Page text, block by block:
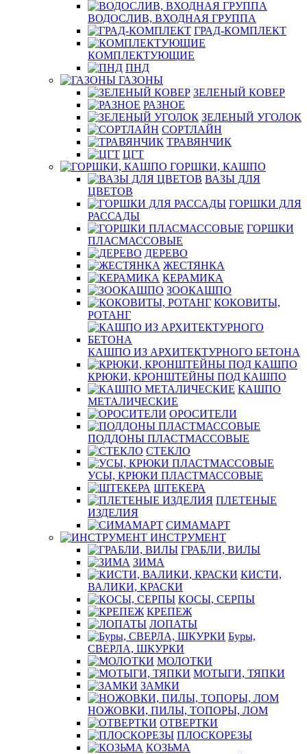
ВОДОСЛИВ, ВХОДНАЯ ГРУППА
ГРАД-КОМПЛЕКТ
КОМПЛЕКТУЮЩИЕ
ПНД
ГАЗОНЫ
ЗЕЛЕНЫЙ КОВЕР
РАЗНОЕ
ЗЕЛЕНЫЙ УГОЛОК
СОРТЛАЙН
ТРАВЯНЧИК
ЦГТ
ГОРШКИ, КАШПО
ВАЗЫ ДЛЯ
ЦВЕТОВ
ГОРШКИ ДЛЯ
РАССАДЫ
ГОРШКИ
ПЛАСМАССОВЫЕ
ДЕРЕВО
ЖЕСТЯНКА
КЕРАМИКА
ЗООКАШПО
КОКОВИТЫ,
РОТАНГ
КАШПО ИЗ АРХИТЕКТУРНОГО БЕТОНА
КРЮКИ, КРОНШТЕЙНЫ ПОД КАШПО
КАШПО
МЕТАЛИЧЕСКИЕ
ОРОСИТЕЛИ
ПОДДОНЫ ПЛАСТМАССОВЫЕ
СТЕКЛО
УСЫ, КРЮКИ ПЛАСТМАССОВЫЕ
ШТЕКЕРА
ПЛЕТЕНЫЕ
ИЗДЕЛИЯ
СИМАМАРТ
ИНСТРУМЕНТ
ГРАБЛИ, ВИЛЫ
ЗИМА
КИСТИ,
ВАЛИКИ, КРАСКИ
КОСЫ, СЕРПЫ
КРЕПЕЖ
ЛОПАТЫ
Буры,
СВЕРЛА, ШКУРКИ
МОЛОТКИ
МОТЫГИ, ТЯПКИ
ЗАМКИ
НОЖОВКИ, ПИЛЫ, ТОПОРЫ, ЛОМ
ОТВЕРТКИ
ПЛОСКОРЕЗЫ
КОЗЬМА